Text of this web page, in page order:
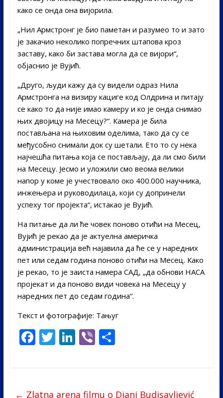
како се онда она вијорила.
„Нил Армстронг је био паметан и разумео то и зато
је закачио неколико попречних штапова кроз
заставу, како би застава могла да се вијори“,
објаснио је Вујић.
„Друго, људи кажу да су видели одраз Нила
Армстронга на визиру кациге код Олдрина и питају
се како то да није имао камеру и ко је онда снимао
њих двојицу на Месецу?“. Камера је била
постављана на њиховим оделима, тако да су се
међусобно снимали док су шетали. Ето то су нека
најчешћа питања која се постављају, да ли смо били
на Месецу. Јесмо и уложили смо веома велики
напор у коме је учествовало око 400.000 научника,
инжењера и руководилаца, који су допринели
успеху тог пројекта“, истакао је Вујић.
На питање да ли ће човек поново отићи на Месец,
Вујић је рекао да је актуелна америчка
администрација већ најавила да ће се у наредних
пет или седам година поново отићи на Месец. Како
је рекао, то је заиста намера САД, „да обнови НАСА
пројекат и да поново види човека на Месецу у
наредних пет до седам година“.
Текст и фотографије: Тањуг
F T Li Vi S
← Zlatna arena filmu o Diani Budisavljević